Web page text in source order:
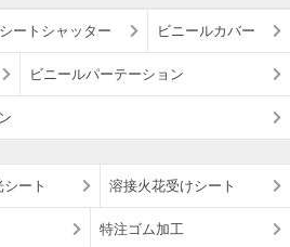
ートシャッター ビニールカバー
ビニールパーテーション
ート 溶接火花受けシート
特注ゴム加工